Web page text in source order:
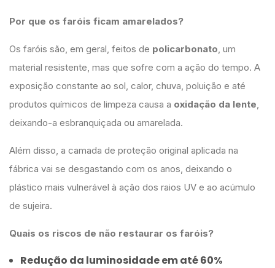
Por que os faróis ficam amarelados?
Os faróis são, em geral, feitos de policarbonato, um
material resistente, mas que sofre com a ação do tempo. A
exposição constante ao sol, calor, chuva, poluição e até
produtos químicos de limpeza causa a oxidação da lente,
deixando-a esbranquiçada ou amarelada.
Além disso, a camada de proteção original aplicada na
fábrica vai se desgastando com os anos, deixando o
plástico mais vulnerável à ação dos raios UV e ao acúmulo
de sujeira.
Quais os riscos de não restaurar os faróis?
Redução da luminosidade em até 60%